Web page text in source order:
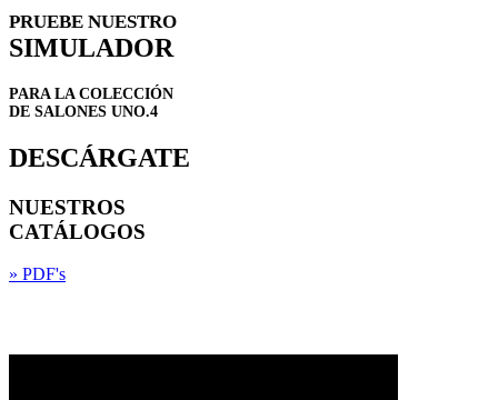
PRUEBE NUESTRO
SIMULADOR
PARA LA COLECCIÓN
DE SALONES UNO.4
DESCÁRGATE
NUESTROS
CATÁLOGOS
» PDF's